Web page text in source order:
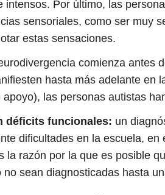
intensos. Por último, las
sensoriales, como ser muy
estas sensaciones.
comienza antes
hasta más adelante en
las personas autistas
déficits funcionales: un
dificultades en la escuela,
la razón por la que es posible
sean diagnosticadas hasta